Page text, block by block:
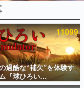
グ
11099
過酷な“補欠”を体験す
『球ひろい
』が「1件」のウィッ